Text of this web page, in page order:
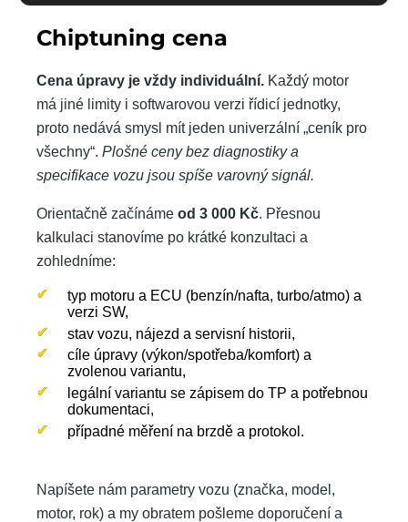
Chiptuning cena
Cena úpravy je vždy individuální. Každý motor
má jiné limity i softwarovou verzi řídicí jednotky,
proto nedává smysl mít jeden univerzální „ceník pro
všechny“. Plošné ceny bez diagnostiky a
specifikace vozu jsou spíše varovný signál.
Orientačně začínáme od 3 000 Kč. Přesnou
kalkulaci stanovíme po krátké konzultaci a
zohledníme:
typ motoru a ECU (benzín/nafta, turbo/atmo) a
verzi SW,
stav vozu, nájezd a servisní historii,
cíle úpravy (výkon/spotřeba/komfort) a
zvolenou variantu,
legální variantu se zápisem do TP a potřebnou
dokumentaci,
případné měření na brzdě a protokol.
Napíšete nám parametry vozu (značka, model,
motor, rok) a my obratem pošleme doporučení a